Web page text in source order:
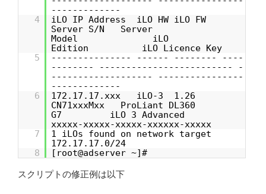
-------------
4
iLO IP Address iLO HW iLO FW
Server S/N Server
Model iLO
Edition iLO Licence Key
5
--------------- ------ -------- ----
-------- ------------------------- -
------------------- ----------------
-------------
6
172.17.17.xxx iLO-3 1.26
CN71xxxMxx ProLiant DL360
G7 iLO 3 Advanced
xxxxx-xxxxx-xxxxx-xxxxxx-xxxxx
7
1 iLOs found on network target
172.17.17.0/24
8
[root@adserver ~]#
スクリプトの修正例は以下